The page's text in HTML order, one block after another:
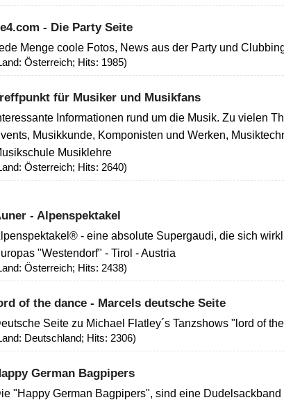
- Die Party Seite
Menge coole Fotos, News aus der Party und
Österreich; Hits: 1985)
für Musiker und Musikfans
Informationen rund um die Musik. Zu vielen
Musikkunde, Komponisten und Werken,
Musiklehre
Österreich; Hits: 2640)
- Alpenspektakel
- eine absolute Supergaudi, die sich
"Westendorf" - Tirol - Austria
Österreich; Hits: 2438)
of the dance - Marcels deutsche Seite
Seite zu Michael Flatley´s Tanzshows "lord of
Deutschland; Hits: 2306)
German Bagpipers
"Happy German Bagpipers", sind eine